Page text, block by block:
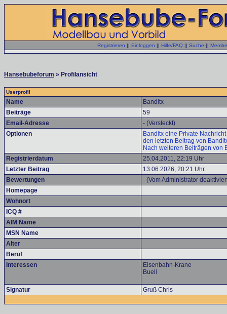
Registrieren || Einloggen || Hilfe/FAQ || Suche ||
Hansebubeforum » Profilansicht
Userprofil
Name
Banditx
Beiträge
59
Email-Adresse
- (Versteckt)
Optionen
Banditx eine Private
den letzten Beitrag von
Nach weiteren Beiträgen von
Registrierdatum
25.04.2011, 22:19 Uhr
Letzter Beitrag
13.06.2026, 20:21 Uhr
Bewertungen
- (Vom Administrator
Homepage
Wohnort
ICQ #
AIM Name
MSN Name
Alter
Beruf
Interessen
Eisenbahn-Krane
Buell
Signatur Gruß Chris